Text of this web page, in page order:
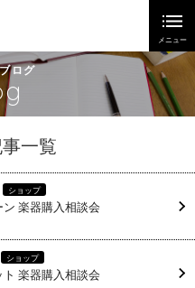
ログ
一覧
ショップ
楽器購入相談会
ショップ
楽器購入相談会